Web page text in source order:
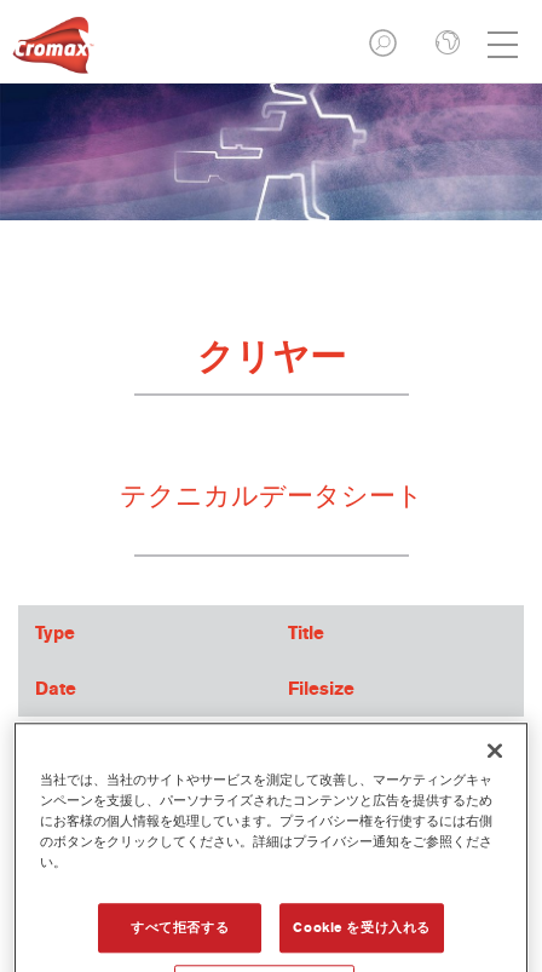
クリヤー
テクニカルデータシート
Type Title
Date Filesize
679S_ウルトラプロダクティブクリヤー
当社では、当社のサイトやサービスを測定して改善し、マーケティングキャ
ンペーンを支援し、パーソナライズされたコンテンツと広告を提供するため
にお客様の個人情報を処理しています。プライバシー権を行使するには右側
のボタンをクリックしてください。詳細はプライバシー通知をご参照くださ
い。
すべて拒否する Cookie を受け入れる